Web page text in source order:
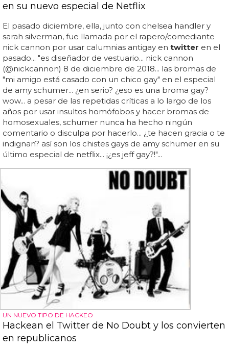
en su nuevo especial de Netflix
El pasado diciembre, ella, junto con chelsea handler y
sarah silverman, fue llamada por el rapero/comediante
nick cannon por usar calumnias antigay en twitter en el
pasado... "es diseñador de vestuario... nick cannon
(@nickcannon) 8 de diciembre de 2018... las bromas de
"mi amigo está casado con un chico gay" en el especial
de amy schumer... ¿en serio? ¿eso es una broma gay?
wow... a pesar de las repetidas críticas a lo largo de los
años por usar insultos homófobos y hacer bromas de
homosexuales, schumer nunca ha hecho ningún
comentario o disculpa por hacerlo... ¿te hacen gracia o te
indignan? así son los chistes gays de amy schumer en su
último especial de netflix... ¡¿es jeff gay?!"...
UN NUEVO TIPO DE HACKEO
Hackean el Twitter de No Doubt y los convierten
en republicanos